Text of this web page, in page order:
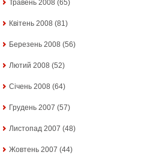
Травень 2008 (65)
Квітень 2008 (81)
Березень 2008 (56)
Лютий 2008 (52)
Січень 2008 (64)
Грудень 2007 (57)
Листопад 2007 (48)
Жовтень 2007 (44)